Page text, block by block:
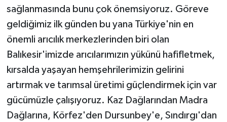
sağlanmasında bunu çok önemsiyoruz. Göreve
geldiğimiz ilk günden bu yana Türkiye'nin en
önemli arıcılık merkezlerinden biri olan
Balıkesir'imizde arıcılarımızın yükünü hafifletmek,
kırsalda yaşayan hemşehrilerimizin gelirini
artırmak ve tarımsal üretimi güçlendirmek için var
gücümüzle çalışıyoruz. Kaz Dağlarından Madra
Dağlarına, Körfez'den Dursunbey'e, Sındırgı'dan